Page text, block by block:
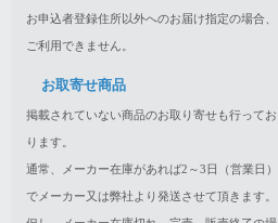
お申込者登録住所以外へのお届け指定の場合、
ご利用できません。
お取寄せ商品
掲載されていない商品のお取り寄せも行ってお
ります。
通常、メーカー在庫があれば2～3日（営業日）
でメーカー又は弊社より発送させて頂きます。